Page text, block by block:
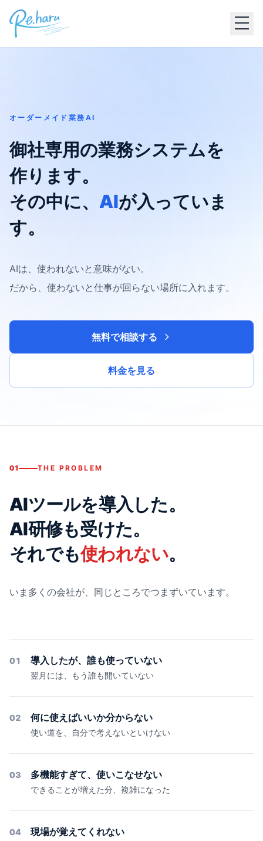
オーダーメイド業務AI
御社専用の業務システムを
作ります。
その中に、 AIが入っていま
す。
AIは、使われないと意味がない。
だから、使わないと仕事が回らない場所に入れます。
無料で相談する
料金を見る
01 THE PROBLEM
AIツールを導入した。
AI研修も受けた。
それでも使われない。
いま多くの会社が、同じところでつまずいています。
01 導入したが、誰も使っていない
翌月には、もう誰も開いていない
02 何に使えばいいか分からない
使い道を、自分で考えないといけない
03 多機能すぎて、使いこなせない
できることが増えた分、複雑になった
04 現場が覚えてくれない